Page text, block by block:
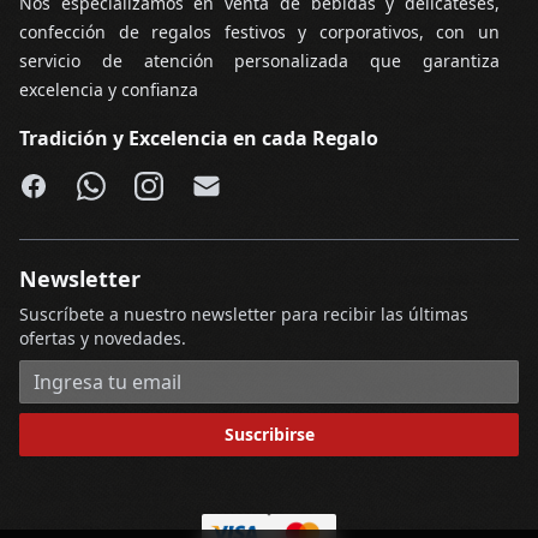
confección de regalos festivos y corporativos, con un
servicio de atención personalizada que garantiza
excelencia y confianza
Tradición y Excelencia en cada Regalo
Facebook
WhatsApp
Instagram
Email
Newsletter
Suscríbete a nuestro newsletter para recibir las últimas
ofertas y novedades.
Dirección de correo electrónico
Suscribirse